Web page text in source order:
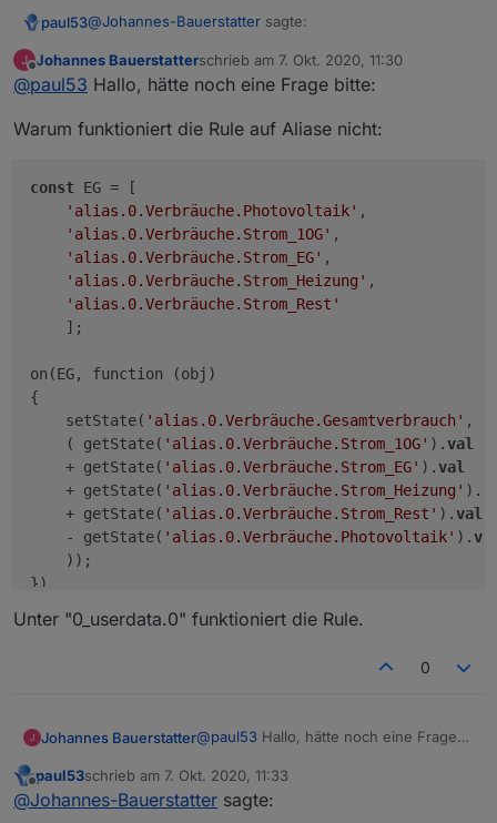
paul53@Johannes-Bauerstatter sagte:
Warum funktioniert das unter "0_userdata.0" nicht.
Weil der js-controller nur bei Datenpunkten unter
Offline
Johannes Bauerstatterschrieb am 7. Okt. 2020, 11:30
zuletzt editiert von
@paul53 Hallo, hätte noch eine Frage bitte:
Warum funktioniert die Rule auf Aliase nicht:
const EG = [
'alias.0.Verbräuche.Photovoltaik' ,
'alias.0.Verbräuche.Strom_1OG' ,
'alias.0.Verbräuche.Strom_EG' ,
'alias.0.Verbräuche.Strom_Heizung' ,
'alias.0.Verbräuche.Strom_Rest'
    ];
on(EG, function (obj)
{
    setState(
'alias.0.Verbräuche.Gesamtverbrauch' ,
    ( getState(
'alias.0.Verbräuche.Strom_1OG' ).val
    + getState(
'alias.0.Verbräuche.Strom_EG' ).val
    + getState(
'alias.0.Verbräuche.Strom_Heizung' ).
    + getState(
'alias.0.Verbräuche.Strom_Rest' ).val
    - getState(
'alias.0.Verbräuche.Photovoltaik' ).
    ));
Unter "0_userdata.0" funktioniert die Rule.
0
Johannes Bauerstatter@paul53 Hallo, hätte noch eine Frage
Warum funktioniert die Rule auf Aliase
nicht:
Offline
paul53schrieb am 7. Okt. 2020, 11:33
zuletzt editiert von
@Johannes-Bauerstatter sagte: